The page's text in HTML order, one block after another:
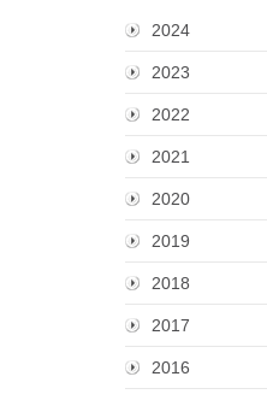
2024
2023
2022
2021
2020
2019
2018
2017
2016